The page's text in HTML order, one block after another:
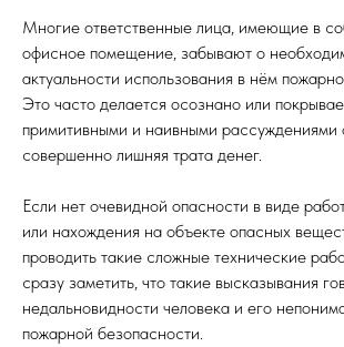
Многие ответственные лица, имеющие в
офисное помещение, забывают о
актуальности использования в нём
Это часто делается осознано или
примитивными и наивными рассуждениями
совершенно лишняя трата денег.
Если нет очевидной опасности в виде
или нахождения на объекте опасных
проводить такие сложные технические
сразу заметить, что такие высказывания
недальновидности человека и его
пожарной безопасности.